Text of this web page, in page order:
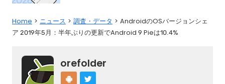
Home ニュース 調査・データ
AndroidのOSバージョンシェ
ア 2019年5月：半年ぶりの更新でAndroid 9 Pieは10.4%
orefolder